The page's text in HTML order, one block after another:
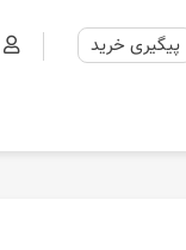
پیگیری خرید